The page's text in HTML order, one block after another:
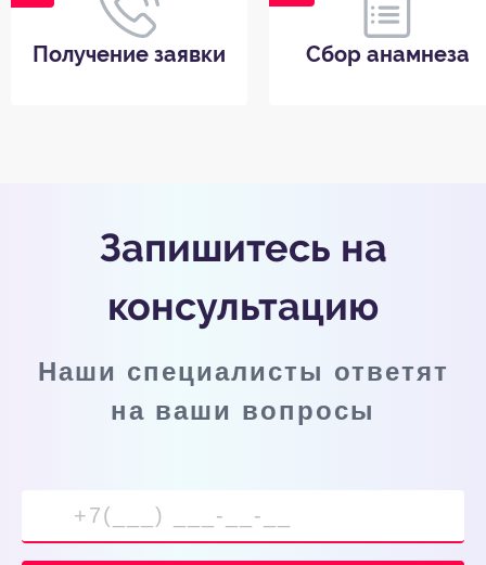
Получение заявки Сбор анамнеза
Запишитесь на
консультацию
Наши специалисты ответят
на ваши вопросы